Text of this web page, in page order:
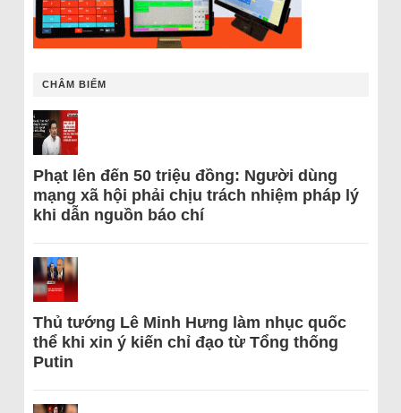
CHÂM BIẾM
Phạt lên đến 50 triệu đồng: Người dùng
mạng xã hội phải chịu trách nhiệm pháp lý
khi dẫn nguồn báo chí
Thủ tướng Lê Minh Hưng làm nhục quốc
thể khi xin ý kiến chỉ đạo từ Tổng thống
Putin